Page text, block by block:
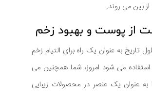
بین می روند.
تاریخ به عنوان یک راه برای التیام زخم
می شود امروز، شما همچنین می
به عنوان یک عنصر در محصولات زیبایی